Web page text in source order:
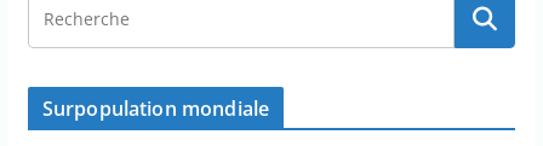
Surpopulation mondiale